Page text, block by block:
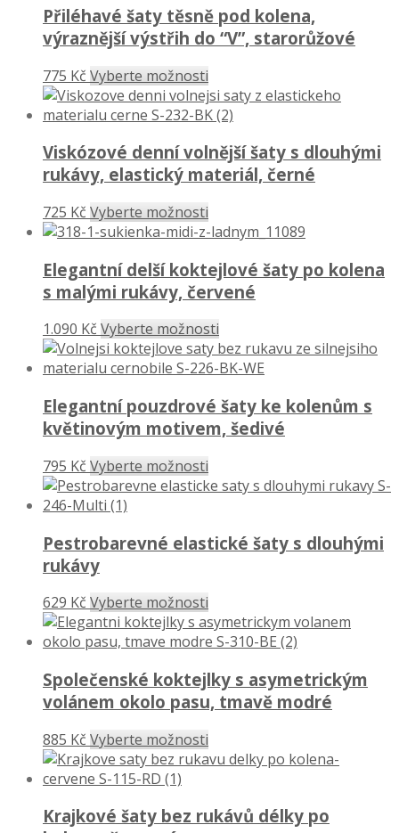
Přiléhavé šaty těsně pod kolena,
výraznější výstřih do “V”, starorůžové
775 Kč Vyberte možnosti
Viskózové denní volnější šaty s dlouhými
rukávy, elastický materiál, černé
725 Kč Vyberte možnosti
Elegantní delší koktejlové šaty po kolena
s malými rukávy, červené
1.090 Kč Vyberte možnosti
Elegantní pouzdrové šaty ke kolenům s
květinovým motivem, šedivé
795 Kč Vyberte možnosti
Pestrobarevné elastické šaty s dlouhými
rukávy
629 Kč Vyberte možnosti
Společenské koktejlky s asymetrickým
volánem okolo pasu, tmavě modré
885 Kč Vyberte možnosti
Krajkové šaty bez rukávů délky po